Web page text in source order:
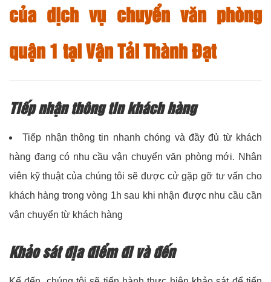
của dịch vụ chuyển văn phòng
quận 1 tại Vận Tải Thành Đạt
Tiếp nhận thông tin khách hàng
Tiếp nhận thông tin nhanh chóng và đầy đủ từ khách
hàng đang có nhu cầu vận chuyển văn phòng mới. Nhân
viên kỹ thuật của chúng tôi sẽ được cử gặp gỡ tư vấn cho
khách hàng trong vòng 1h sau khi nhận được nhu cầu cần
vận chuyển từ khách hàng
Khảo sát địa điểm đi và đến